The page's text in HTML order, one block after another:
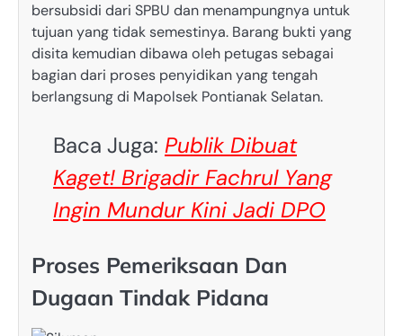
bersubsidi dari SPBU dan menampungnya untuk
tujuan yang tidak semestinya. Barang bukti yang
disita kemudian dibawa oleh petugas sebagai
bagian dari proses penyidikan yang tengah
berlangsung di Mapolsek Pontianak Selatan.
Baca Juga: Publik Dibuat
Kaget! Brigadir Fachrul Yang
Ingin Mundur Kini Jadi DPO
Proses Pemeriksaan Dan
Dugaan Tindak Pidana